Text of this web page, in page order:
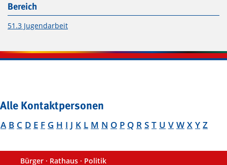
Bereich
51.3 Jugendarbeit
Alle Kontaktpersonen
A B C D E F G H I J K L M N O P Q R S T U V W X Y Z
Bürger · Rathaus · Politik